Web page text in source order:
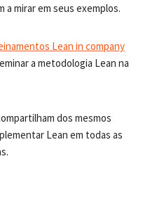
a mirar em seus exemplos.
Lean in company
a metodologia Lean na
dos mesmos
Lean em todas as